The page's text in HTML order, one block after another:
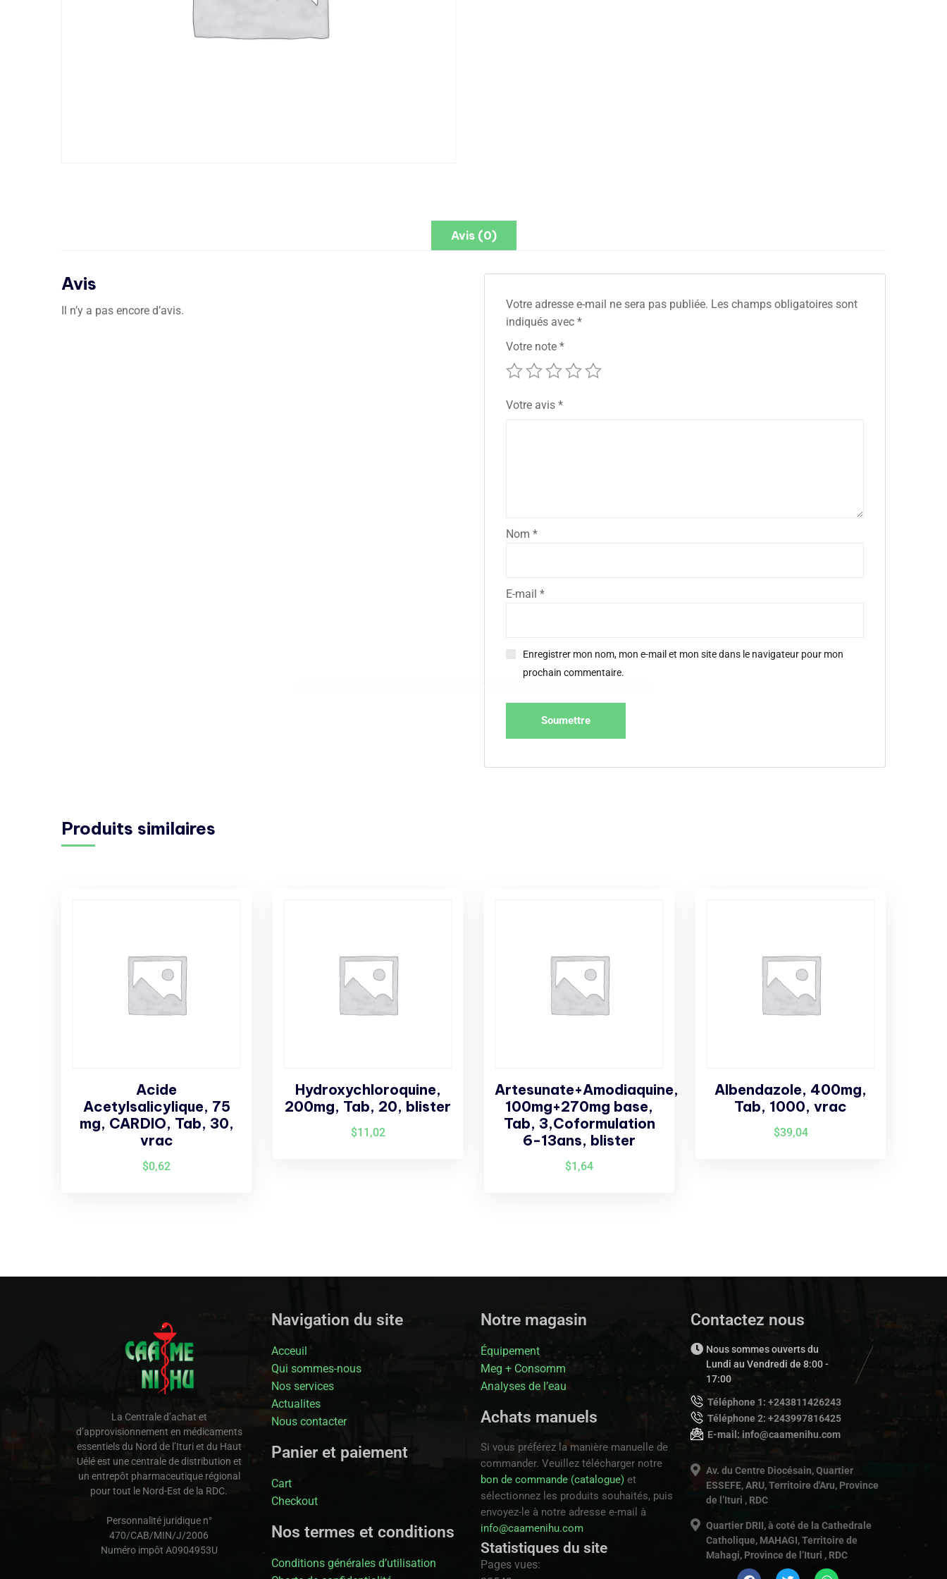
Avis (0)
Avis
Il n’y a pas encore d’avis. Votre adresse e-mail ne sera pas publiée. Les champs obligatoires sont
indiqués avec *
Votre note *
Votre avis *
Nom *
E-mail *
Enregistrer mon nom, mon e-mail et mon site dans le navigateur pour mon
prochain commentaire.
Produits similaires
Acide
Acetylsalicylique, 75
mg, CARDIO, Tab, 30,
vrac
$0,62
Hydroxychloroquine,
200mg, Tab, 20, blister
$11,02
Artesunate+Amodiaquine,
100mg+270mg base,
Tab, 3,Coformulation
6-13ans, blister
$1,64
Albendazole, 400mg,
Tab, 1000, vrac
$39,04
La Centrale d’achat et
d’approvisionnement en médicaments
essentiels du Nord de l’Ituri et du Haut
Uélé est une centrale de distribution et
un entrepôt pharmaceutique régional
pour tout le Nord-Est de la RDC.
Personnalité juridique n°
470/CAB/MIN/J/2006
Numéro impôt A0904953U
Navigation du site
Acceuil
Qui sommes-nous
Nos services
Actualites
Nous contacter
Panier et paiement
Cart
Checkout
Nos termes et conditions
Conditions générales d’utilisation
Notre magasin
Équipement
Meg + Consomm
Analyses de l’eau
Achats manuels
Si vous préférez la manière manuelle de
commander. Veuillez télécharger notre
bon de commande (catalogue) et
sélectionnez les produits souhaités, puis
envoyez-le à notre adresse e-mail à
info@caamenihu.com
Statistiques du site
Pages vues:
Contactez nous
Nous sommes ouverts du
Lundi au Vendredi de 8:00 -
17:00
Téléphone 1: +243811426243
Téléphone 2: +243997816425
E-mail: info@caamenihu.com
Av. du Centre Diocésain, Quartier
ESSEFE, ARU, Territoire d'Aru, Province
de l’Ituri , RDC
Quartier DRII, à coté de la Cathedrale
Catholique, MAHAGI, Territoire de
Mahagi, Province de l’Ituri , RDC